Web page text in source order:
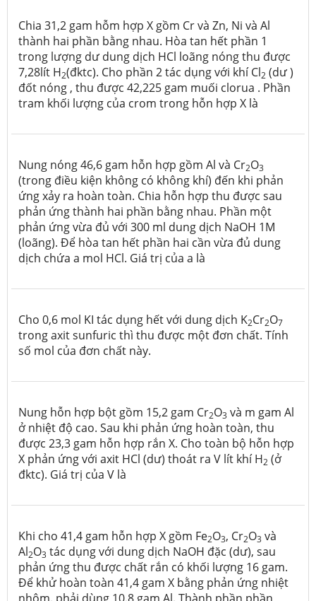
Chia 31,2 gam hỗm hợp X gồm Cr và Zn, Ni và Al
thành hai phần bằng nhau. Hòa tan hết phần 1
trong lượng dư dung dịch HCl loãng nóng thu được
7,28lít H2(đktc). Cho phần 2 tác dụng với khí Cl2 (dư )
đốt nóng , thu được 42,225 gam muối clorua . Phần
tram khối lượng của crom trong hỗn hợp X là
Nung nóng 46,6 gam hỗn hợp gồm Al và Cr2O3
(trong điều kiện không có không khí) đến khi phản
ứng xảy ra hoàn toàn. Chia hỗn hợp thu được sau
phản ứng thành hai phần bằng nhau. Phần một
phản ứng vừa đủ với 300 ml dung dịch NaOH 1M
(loãng). Để hòa tan hết phần hai cần vừa đủ dung
dịch chứa a mol HCl. Giá trị của a là
Cho 0,6 mol KI tác dụng hết với dung dịch K2Cr2O7
trong axit sunfuric thì thu được một đơn chất. Tính
số mol của đơn chất này.
Nung hỗn hợp bột gồm 15,2 gam Cr2O3 và m gam Al
ở nhiệt độ cao. Sau khi phản ứng hoàn toàn, thu
được 23,3 gam hỗn hợp rắn X. Cho toàn bộ hỗn hợp
X phản ứng với axit HCl (dư) thoát ra V lít khí H2 (ở
đktc). Giá trị của V là
Khi cho 41,4 gam hỗn hợp X gồm Fe2O3, Cr2O3 và
Al2O3 tác dụng với dung dịch NaOH đặc (dư), sau
phản ứng thu được chất rắn có khối lượng 16 gam.
Để khử hoàn toàn 41,4 gam X bằng phản ứng nhiệt